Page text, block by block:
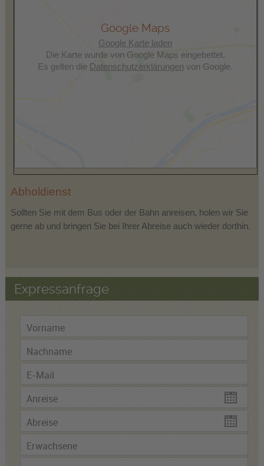
Google Maps
Google Karte laden
Die Karte wurde von Google Maps eingebettet.
Es gelten die Datenschutzerklärungen von Google.
Abholdienst
Sollten Sie mit dem Bus oder der Bahn anreisen, holen wir Sie
gerne ab und bringen Sie bei Ihrer Abreise auch wieder dorthin.
Expressanfrage